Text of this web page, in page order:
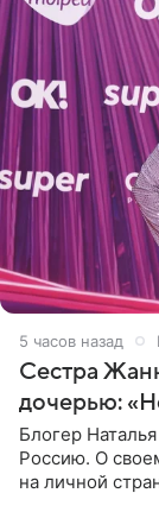
5 часов назад
Сестра
дочерью:
Блогер
Россию. О
на личной